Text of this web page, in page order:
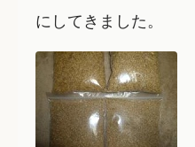
にしてきました。